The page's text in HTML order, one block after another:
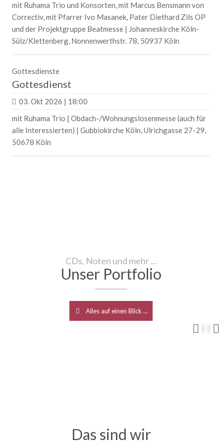
mit Ruhama Trio und Konsorten, mit Marcus Bensmann von
Correctiv, mit Pfarrer Ivo Masanek, Pater Diethard Zils OP
und der Projektgruppe Beatmesse | Johanneskirche Köln-
Sülz/Klettenberg, Nonnenwerthstr. 78, 50937 Köln
Gottesdienste
Gottesdienst
03. Okt 2026 | 18:00
mit Ruhama Trio | Obdach-/Wohnungslosenmesse (auch für
alle Interessierten) | Gubbiokirche Köln, Ulrichgasse 27-29,
50678 Köln
CDs, Noten und mehr ...
Unser Portfolio
Alles auf einen Blick ...
Das sind wir